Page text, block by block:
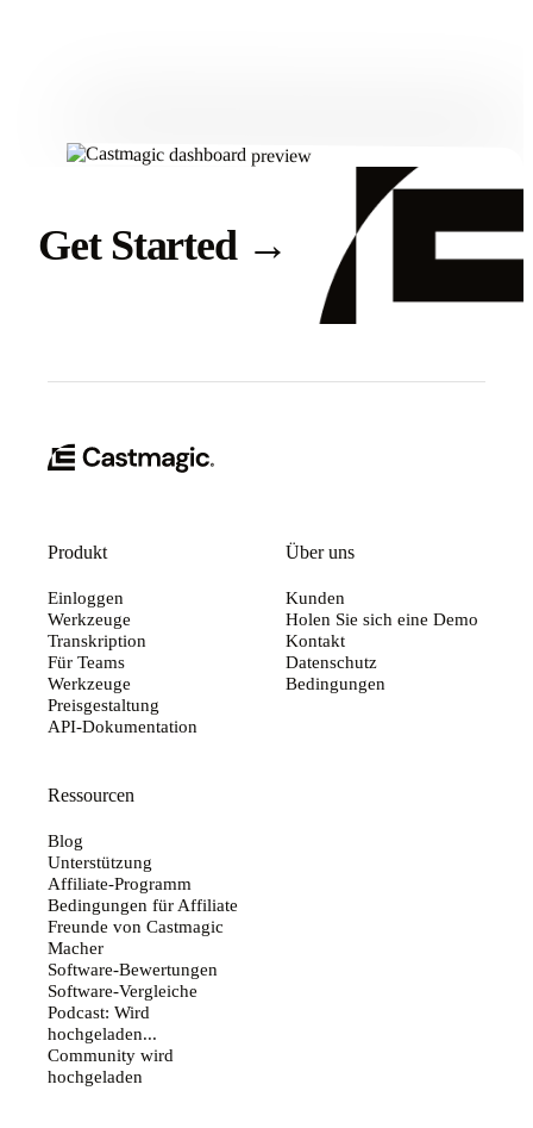
Get Started →
Produkt
Einloggen
Werkzeuge
Transkription
Für Teams
Werkzeuge
Preisgestaltung
API-Dokumentation
Über uns
Kunden
Holen Sie sich eine Demo
Kontakt
Datenschutz
Bedingungen
Ressourcen
Blog
Unterstützung
Affiliate-Programm
Bedingungen für Affiliate
Freunde von Castmagic
Macher
Software-Bewertungen
Software-Vergleiche
Podcast: Wird
hochgeladen...
Community wird
hochgeladen